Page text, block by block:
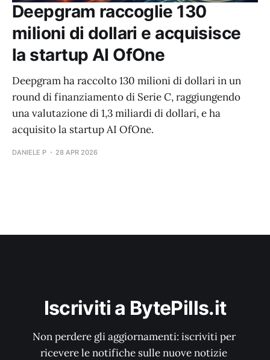
Deepgram raccoglie 130
milioni di dollari e acquisisce
la startup AI OfOne
Deepgram ha raccolto 130 milioni di dollari in un
round di finanziamento di Serie C, raggiungendo
una valutazione di 1,3 miliardi di dollari, e ha
acquisito la startup AI OfOne.
DANIELE P 28 APR 2026
Iscriviti a BytePills.it
Non perdere gli aggiornamenti: iscriviti per
ricevere le notifiche sulle nuove notizie